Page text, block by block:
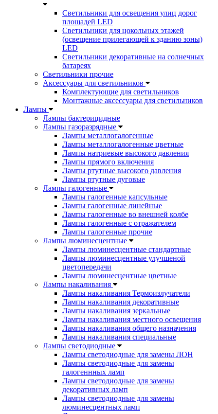
Светильники для освещения улиц дорог
площадей LED
Светильники для цокольных этажей
(освещение прилегающей к зданию зоны)
LED
Светильники декоративные на солнечных
батареях
Светильники прочие
Аксессуары для светильников
Комплектующие для светильников
Монтажные аксессуары для светильников
Лампы
Лампы бактерицидные
Лампы газоразрядные
Лампы металлогалогенные
Лампы металлогалогенные цветные
Лампы натриевые высокого давления
Лампы прямого включения
Лампы ртутные высокого давления
Лампы ртутные дуговые
Лампы галогенные
Лампы галогенные капсульные
Лампы галогенные линейные
Лампы галогенные во внешней колбе
Лампы галогенные с отражателем
Лампы галогенные прочие
Лампы люминесцентные
Лампы люминесцентные стандартные
Лампы люминесцентные улучшеной
цветопередачи
Лампы люминесцентные цветные
Лампы накаливания
Лампы накаливания Термоизлучатели
Лампы накаливания декоративные
Лампы накаливания зеркальные
Лампы накаливания местного освещения
Лампы накаливания общего назначения
Лампы накаливания специальные
Лампы светодиодные
Лампы светодиодные для замены ЛОН
Лампы светодиодные для замены
галогеннных ламп
Лампы светодиодные для замены
декоративных ламп
Лампы светодиодные для замены
люминесцентных ламп